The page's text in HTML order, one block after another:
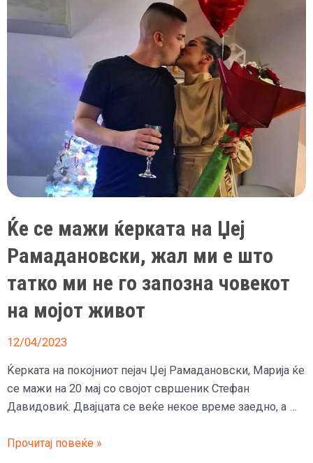
Ќе се мажи ќерката на Џеј
Рамадановски, жал ми е што
татко ми не го запозна човекот
на мојот живот
12/04/2023
Ќерката на покојниот пејач Џеј Рамадановски, Марија ќе
се мажи на 20 мај со својот свршеник Стефан
Давидовиќ. Двајцата се веќе некое време заедно, а …
Ќе
Прочитај повеќе »